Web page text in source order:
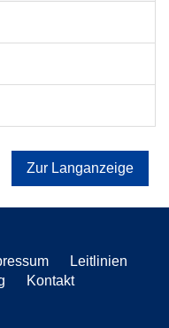
Zur Langanzeige
Leitlinien
Kontakt